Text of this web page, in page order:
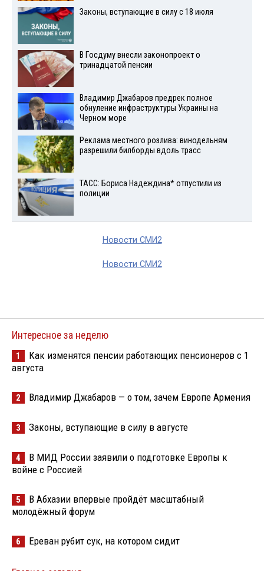
Законы, вступающие в силу с 18 июля
В Госдуму внесли законопроект о
тринадцатой пенсии
Владимир Джабаров предрек полное
обнуление инфраструктуры Украины на
Черном море
Реклама местного розлива: винодельням
разрешили билборды вдоль трасс
ТАСС: Бориса Надеждина* отпустили из
полиции
Новости СМИ2
Новости СМИ2
Интересное за неделю
1
Как изменятся пенсии работающих пенсионеров с 1
августа
2 Владимир Джабаров — о том, зачем Европе Армения
3 Законы, вступающие в силу в августе
4
В МИД России заявили о подготовке Европы к
войне с Россией
5
В Абхазии впервые пройдёт масштабный
молодёжный форум
6 Ереван рубит сук, на котором сидит